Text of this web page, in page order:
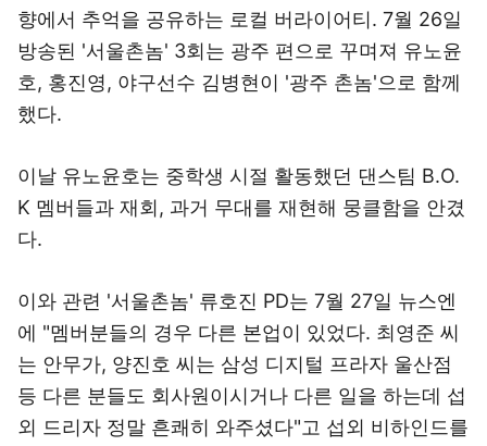
향에서 추억을 공유하는 로컬 버라이어티. 7월 26일
방송된 '서울촌놈' 3회는 광주 편으로 꾸며져 유노윤
호, 홍진영, 야구선수 김병현이 '광주 촌놈'으로 함께
했다.
이날 유노윤호는 중학생 시절 활동했던 댄스팀 B.O.
K 멤버들과 재회, 과거 무대를 재현해 뭉클함을 안겼
다.
이와 관련 '서울촌놈' 류호진 PD는 7월 27일 뉴스엔
에 "멤버분들의 경우 다른 본업이 있었다. 최영준 씨
는 안무가, 양진호 씨는 삼성 디지털 프라자 울산점
등 다른 분들도 회사원이시거나 다른 일을 하는데 섭
외 드리자 정말 흔쾌히 와주셨다"고 섭외 비하인드를